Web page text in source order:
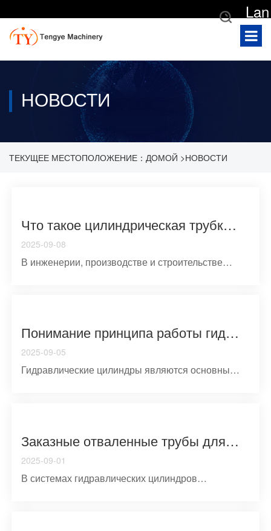
НОВОСТИ
ТЕКУЩЕЕ МЕСТОПОЛОЖЕНИЕ： ДОМОЙ >НОВОСТИ
Что такое цилиндрическая трубка Ключевые определения Материалы Приложения и производство
2025-09-08
В инженерии, производстве и строительстве
Понимание принципа работы гидравлических цилиндров, типов конструкции и технического обслуживания
2025-09-05
Гидравлические цилиндры являются основными
Заказные отваленные трубы для гидравлических цилиндров Ключевые преимущества конструкции Производство и промышленное применение
2025-09-01
В системах гидравлических цилиндров
Lan
gua
ge